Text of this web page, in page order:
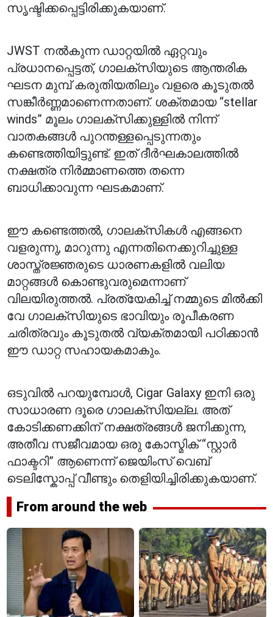
സൃഷ്ടിക്കപ്പെട്ടിരിക്കുകയാണ്.
JWST നൽകുന്ന ഡാറ്റയിൽ ഏറ്റവും
പ്രധാനപ്പെട്ടത്, ഗാലക്സിയുടെ ആന്തരിക
ഘടന മുമ്പ് കരുതിയതിലും വളരെ കൂടുതൽ
സങ്കീർണ്ണമാണെന്നതാണ്. ശക്തമായ “stellar
winds” മൂലം ഗാലക്സിക്കുള്ളിൽ നിന്ന്
വാതകങ്ങൾ പുറന്തള്ളപ്പെടുന്നതും
കണ്ടെത്തിയിട്ടുണ്ട്. ഇത് ദീർഘകാലത്തിൽ
നക്ഷത്ര നിർമ്മാണത്തെ തന്നെ
ബാധിക്കാവുന്ന ഘടകമാണ്.
ഈ കണ്ടെത്തൽ, ഗാലക്സികൾ എങ്ങനെ
വളരുന്നു, മാറുന്നു എന്നതിനെക്കുറിച്ചുള്ള
ശാസ്ത്രജ്ഞരുടെ ധാരണകളിൽ വലിയ
മാറ്റങ്ങൾ കൊണ്ടുവരുമെന്നാണ്
വിലയിരുത്തൽ. പ്രത്യേകിച്ച് നമ്മുടെ മിൽക്കി
വേ ഗാലക്സിയുടെ ഭാവിയും രൂപീകരണ
ചരിത്രവും കൂടുതൽ വ്യക്തമായി പഠിക്കാൻ
ഈ ഡാറ്റ സഹായകമാകും.
ഒടുവിൽ പറയുമ്പോൾ, Cigar Galaxy ഇനി ഒരു
സാധാരണ ദൂരെ ഗാലക്സിയല്ല. അത്
കോടിക്കണക്കിന് നക്ഷത്രങ്ങൾ ജനിക്കുന്ന,
അതീവ സജീവമായ ഒരു കോസ്മിക് “സ്റ്റാർ
ഫാക്ടറി” ആണെന്ന് ജെയിംസ് വെബ്
ടെലിസ്കോപ്പ് വീണ്ടും തെളിയിച്ചിരിക്കുകയാണ്.
From around the web